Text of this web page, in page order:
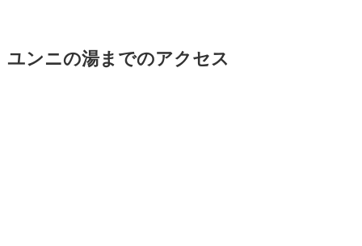
ユンニの湯までのアクセス